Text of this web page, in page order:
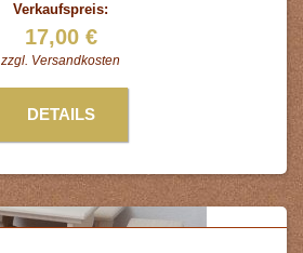
Verkaufspreis:
17,00 €
zzgl. Versandkosten
DETAILS